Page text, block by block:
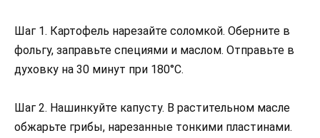
Шаг 1. Картофель нарезайте соломкой. Оберните в
фольгу, заправьте специями и маслом. Отправьте в
духовку на 30 минут при 180°C.
Шаг 2. Нашинкуйте капусту. В растительном масле
обжарьте грибы, нарезанные тонкими пластинами.